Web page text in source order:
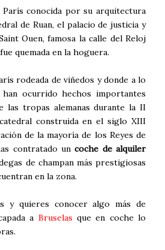
conocida por su arquitectura
de Ruan, el palacio de justicia y
Ouen, famosa la calle del Reloj
quemada en la hoguera.
rodeada de viñedos y donde a lo
ocurrido hechos importantes
las tropas alemanas durante la II
construida en el siglo XIII
de la mayoría de los Reyes de
contratado uncoche de alquiler
de champan más prestigiosas
en la zona.
y quieres conocer algo más de
a Bruselas que en coche lo